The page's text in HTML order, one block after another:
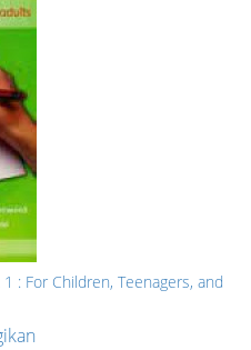
: For Children, Teenagers, and